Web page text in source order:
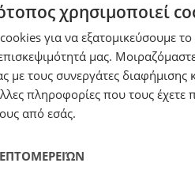
Νέο Προϊόν
χρησιμοποιεί
για να εξατομικεύσουμε το
μας.
με τους συνεργάτες διαφήμισης
πληροφορίες που τους έχετε
από εσάς.